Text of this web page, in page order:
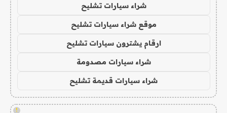
شراء سيارات تشليح
موقع شراء سيارات تشليح
ارقام يشترون سيارات تشليح
شراء سيارات مصدومة
شراء سيارات قديمة تشليح
!